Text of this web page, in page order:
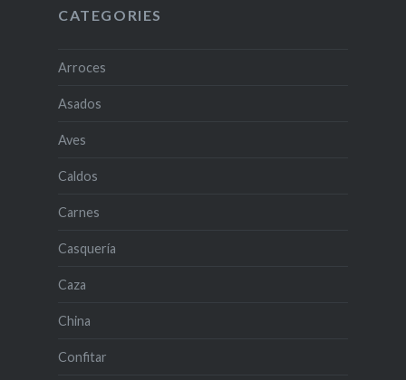
CATEGORIES
Arroces
Asados
Aves
Caldos
Carnes
Casquería
Caza
China
Confitar